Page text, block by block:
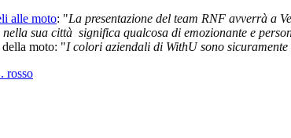
alle moto: "La presentazione del team RNF avverrà a
sua città significa qualcosa di emozionante e
moto: "I colori aziendali di WithU sono
rosso